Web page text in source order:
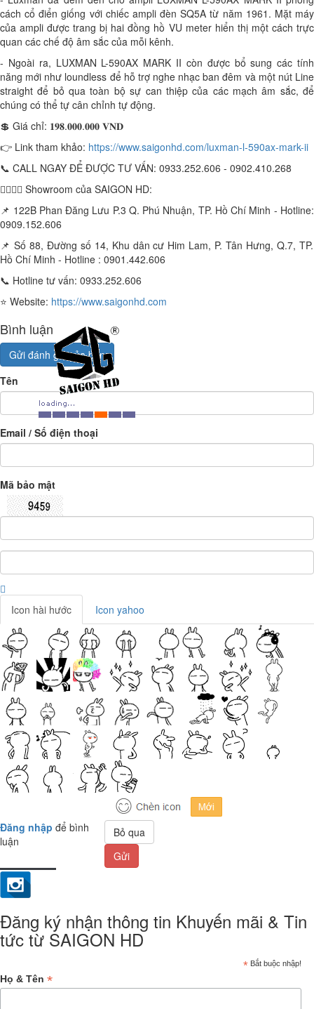
cách cổ điển giống với chiếc ampli đèn SQ5A từ năm 1961. Mặt máy
của ampli được trang bị hai đồng hồ VU meter hiển thị một cách trực
quan các chế độ âm sắc của mỗi kênh.
- Ngoài ra, LUXMAN L-590AX MARK II còn được bổ sung các tính
năng mới như loundless để hỗ trợ nghe nhạc ban đêm và một nút Line
straight để bỏ qua toàn bộ sự can thiệp của các mạch âm sắc, để
chúng có thể tự cân chỉnh tự động.
💲 Giá chỉ: 𝟏𝟗𝟖.𝟎𝟎𝟎.𝟎𝟎𝟎 𝐕𝐍𝐃
👉 Link tham khảo: https://www.saigonhd.com/luxman-l-590ax-mark-ii
📞 CALL NGAY ĐỂ ĐƯỢC TƯ VẤN: 0933.252.606 - 0902.410.268
🏃‍♀️🏃‍♂️ Showroom của SAIGON HD:
📌 122B Phan Đăng Lưu P.3 Q. Phú Nhuận, TP. Hồ Chí Minh - Hotline:
0909.152.606
📌 Số 88, Đường số 14, Khu dân cư Him Lam, P. Tân Hưng, Q.7, TP.
Hồ Chí Minh - Hotline : 0901.442.606
📞 Hotline tư vấn: 0933.252.606
⭐️ Website: https://www.saigonhd.com
Bình luận
Gửi đánh giá của bạn
Tên
Email / Số điện thoại
Mã bảo mật
Icon hài hước Icon yahoo
Đăng nhập để bình
luận
Bỏ qua
Gửi
Đăng ký nhận thông tin Khuyến mãi & Tin
tức từ SAIGON HD
* Bắt buộc nhập!
Họ & Tên *